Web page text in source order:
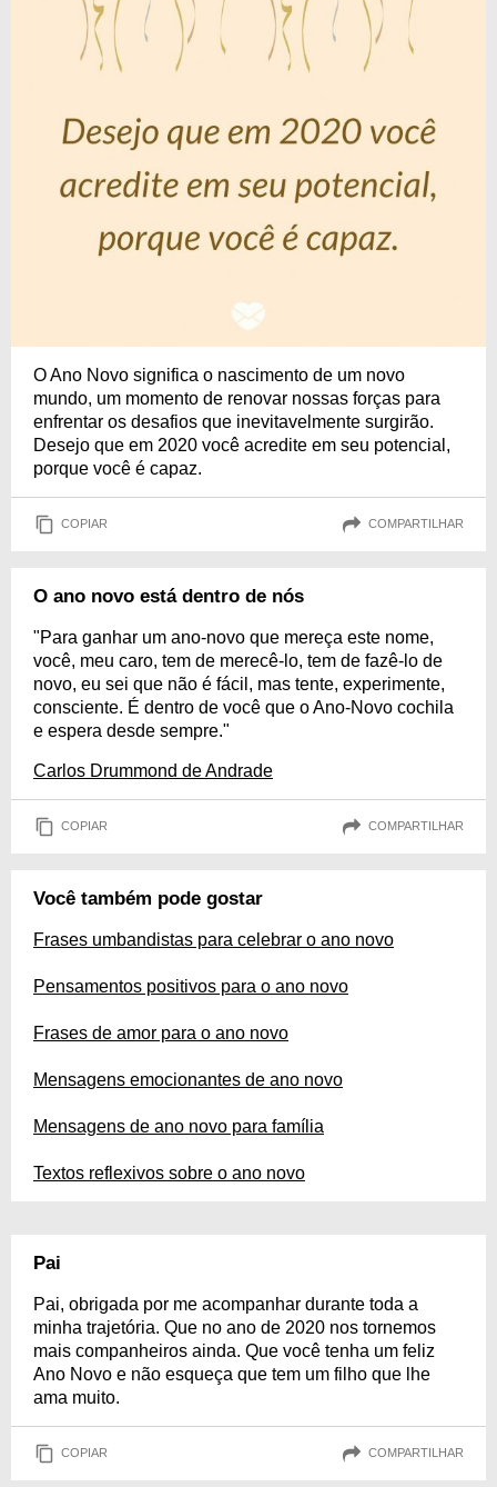
O Ano Novo significa o nascimento de um novo
mundo, um momento de renovar nossas forças para
enfrentar os desafios que inevitavelmente surgirão.
Desejo que em 2020 você acredite em seu potencial,
porque você é capaz.
COPIAR COMPARTILHAR
O ano novo está dentro de nós
"Para ganhar um ano-novo que mereça este nome,
você, meu caro, tem de merecê-lo, tem de fazê-lo de
novo, eu sei que não é fácil, mas tente, experimente,
consciente. É dentro de você que o Ano-Novo cochila
e espera desde sempre."
Carlos Drummond de Andrade
COPIAR COMPARTILHAR
Você também pode gostar
Frases umbandistas para celebrar o ano novo
Pensamentos positivos para o ano novo
Frases de amor para o ano novo
Mensagens emocionantes de ano novo
Mensagens de ano novo para família
Textos reflexivos sobre o ano novo
Pai
Pai, obrigada por me acompanhar durante toda a
minha trajetória. Que no ano de 2020 nos tornemos
mais companheiros ainda. Que você tenha um feliz
Ano Novo e não esqueça que tem um filho que lhe
ama muito.
COPIAR COMPARTILHAR